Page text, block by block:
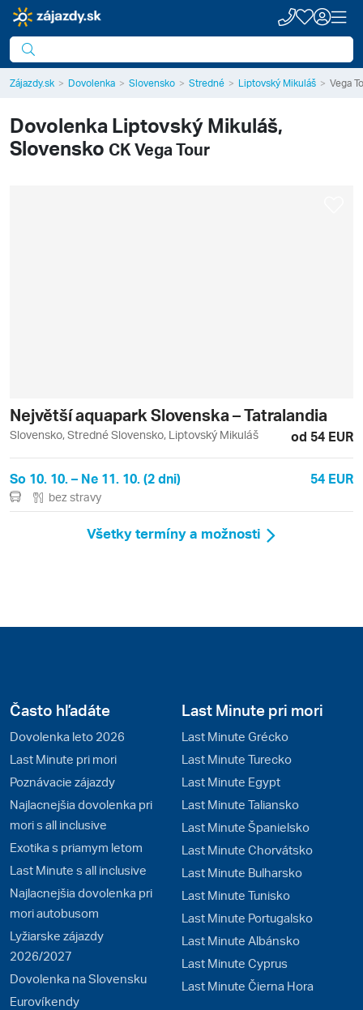
Zájazdy.sk Dovolenka Slovensko Stredné Liptovský Mikuláš Vega
Dovolenka Liptovský Mikuláš,
Slovensko CK Vega Tour
Největší aquapark Slovenska – Tatralandia
Slovensko, Stredné Slovensko, Liptovský Mikuláš od 54 EUR
So 10. 10. – Ne 11. 10. (2 dni) 54 EUR
bez stravy
Všetky termíny a možnosti
Často hľadáte
Dovolenka leto 2026
Last Minute pri mori
Poznávacie zájazdy
Najlacnejšia dovolenka pri
mori s all inclusive
Exotika s priamym letom
Last Minute s all inclusive
Najlacnejšia dovolenka pri
mori autobusom
Lyžiarske zájazdy
2026/2027
Dovolenka na Slovensku
Eurovíkendy
Last Minute pri mori
Last Minute Grécko
Last Minute Turecko
Last Minute Egypt
Last Minute Taliansko
Last Minute Španielsko
Last Minute Chorvátsko
Last Minute Bulharsko
Last Minute Tunisko
Last Minute Portugalsko
Last Minute Albánsko
Last Minute Cyprus
Last Minute Čierna Hora